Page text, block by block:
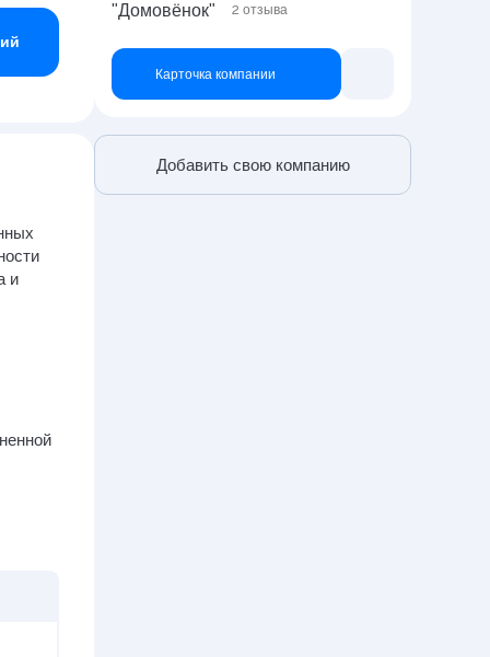
и
"Домовёнок"
2 отзыва
Карточка компании
Добавить свою компанию